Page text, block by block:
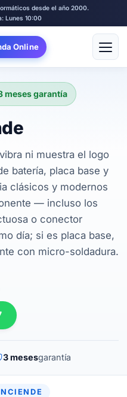
desde el año 2000.
Lunes 10:00
Online Abrir
meses garantía
ni muestra el logo
batería, placa base y
clásicos y modernos
— incluso los
o conector
día; si es placa base,
con micro-soldadura.
3 mesesgarantía